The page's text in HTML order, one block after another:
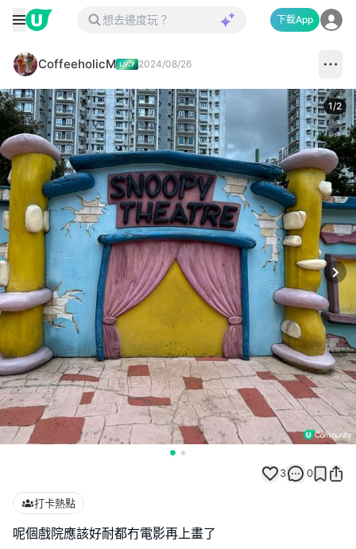
下載App
CoffeeholicM 2024/08/26
1/2
3 0
打卡熱點
呢個戲院應該好耐都冇電影再上畫了